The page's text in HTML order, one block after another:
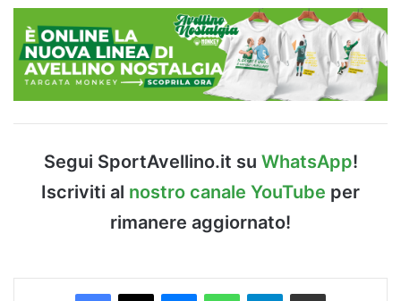
Segui SportAvellino.it su WhatsApp!
Iscriviti al nostro canale YouTube per
rimanere aggiornato!
Facebook
X MessengerWhatsAppTelegramCondividi via Email